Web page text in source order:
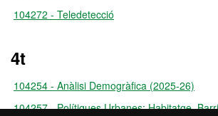
104272 - Teledetecció
4t
104254 - Anàlisi Demogràfica (2025-26)
104257 - Polítiques Urbanes: Habitatge,